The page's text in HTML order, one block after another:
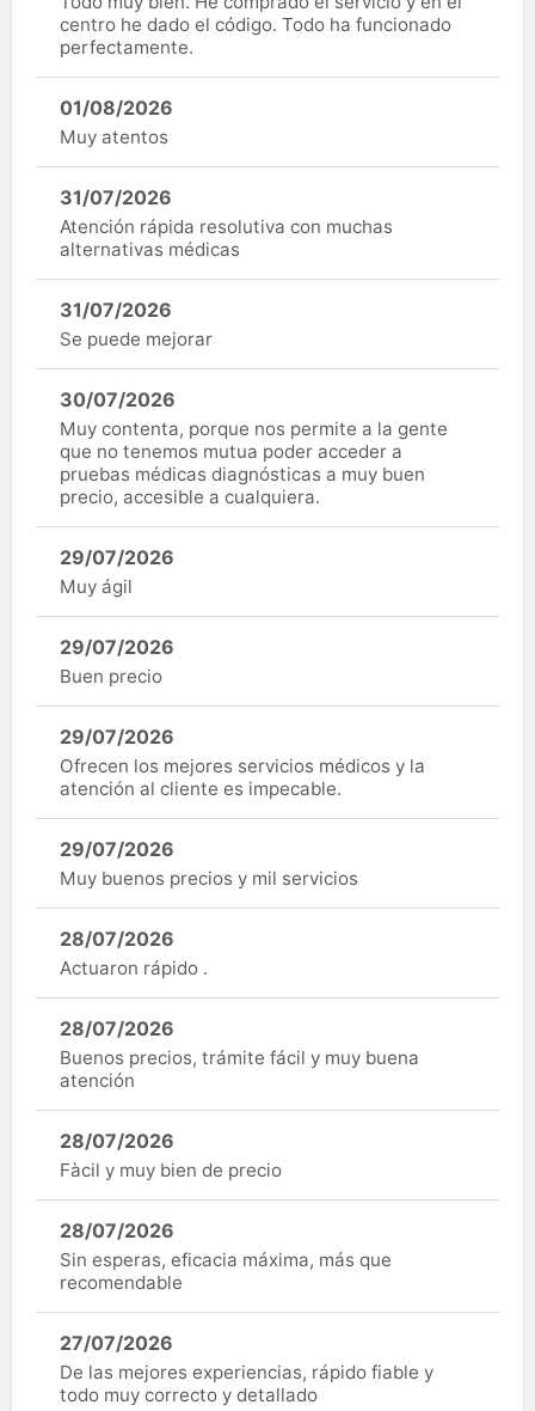
centro he dado el código. Todo ha funcionado
perfectamente.
01/08/2026
Muy atentos
31/07/2026
Atención rápida resolutiva con muchas
alternativas médicas
31/07/2026
Se puede mejorar
30/07/2026
Muy contenta, porque nos permite a la gente
que no tenemos mutua poder acceder a
pruebas médicas diagnósticas a muy buen
precio, accesible a cualquiera.
29/07/2026
Muy ágil
29/07/2026
Buen precio
29/07/2026
Ofrecen los mejores servicios médicos y la
atención al cliente es impecable.
29/07/2026
Muy buenos precios y mil servicios
28/07/2026
Actuaron rápido .
28/07/2026
Buenos precios, trámite fácil y muy buena
atención
28/07/2026
Fàcil y muy bien de precio
28/07/2026
Sin esperas, eficacia máxima, más que
recomendable
27/07/2026
De las mejores experiencias, rápido fiable y
todo muy correcto y detallado